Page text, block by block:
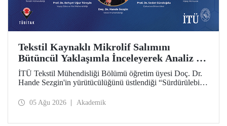
Tekstil Kaynaklı Mikrolif Salımını
Bütüncül Yaklaşımla İnceleyerek Analiz ve
Azaltım Stratejileri Geliştirecek Projeye
TÜBİTAK Desteği
İTÜ Tekstil Mühendisliği Bölümü öğretim üyesi Doç. Dr.
Hande Sezgin'in yürütücülüğünü üstlendiği “Sürdürülebilir
Koşullarına Bağlı Mikrolif Salımı: Aşınma, UV Maruziyeti
05 Ağu 2026 Akademik